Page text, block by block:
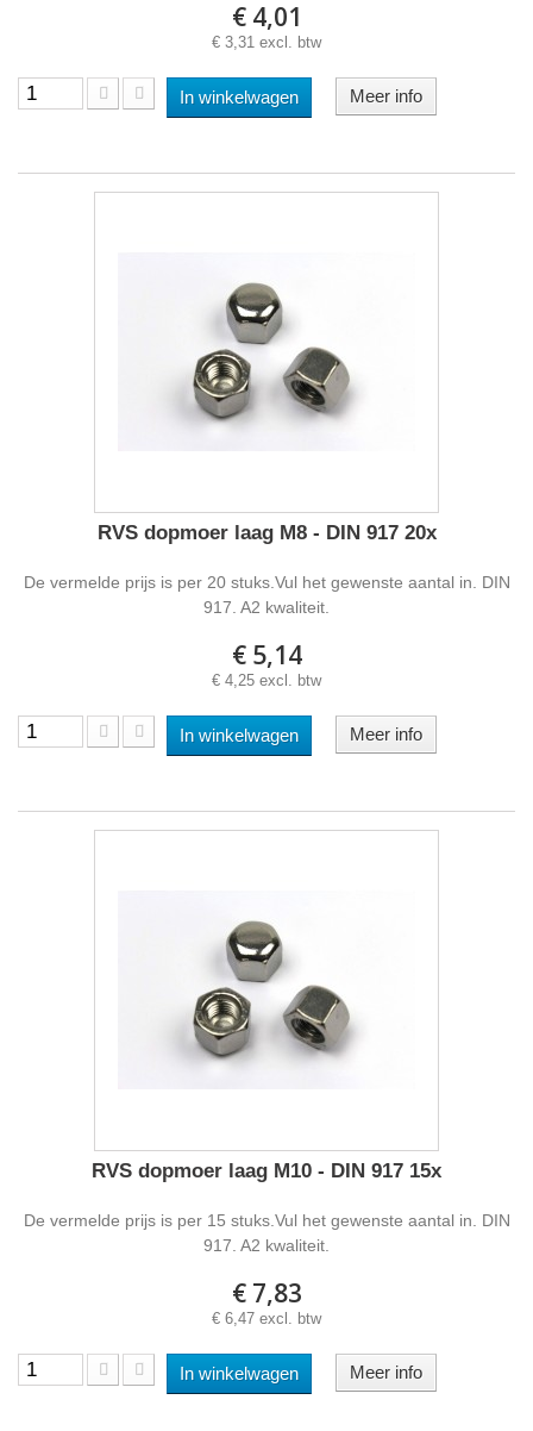
€ 4,01
€ 3,31 excl. btw
In winkelwagen Meer info
RVS dopmoer laag M8 - DIN 917 20x
De vermelde prijs is per 20 stuks.Vul het gewenste aantal in. DIN
917. A2 kwaliteit.
€ 5,14
€ 4,25 excl. btw
In winkelwagen Meer info
RVS dopmoer laag M10 - DIN 917 15x
De vermelde prijs is per 15 stuks.Vul het gewenste aantal in. DIN
917. A2 kwaliteit.
€ 7,83
€ 6,47 excl. btw
In winkelwagen Meer info